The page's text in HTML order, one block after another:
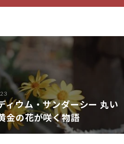
ィウム・サンダーシー 丸い
金の花が咲く物語